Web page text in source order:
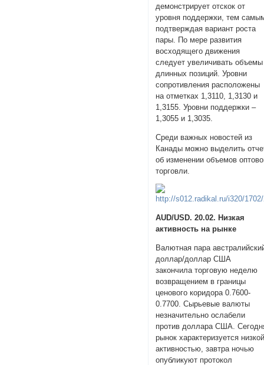
демонстрирует отскок от
уровня поддержки, тем
подтверждая вариант роста
пары. По мере развития
восходящего движения
следует увеличивать объемы
длинных позиций. Уровни
сопротивления расположены
на отметках 1,3110, 1,3130 и
1,3155. Уровни поддержки –
1,3055 и 1,3035.
Среди важных новостей из
Канады можно выделить
об изменении объемов
торговли.
AUD/USD. 20.02. Низкая
активность на рынке
Валютная пара
доллар/доллар США
закончила торговую неделю
возвращением в границы
ценового коридора 0.7600-
0.7700. Сырьевые валюты
незначительно ослабели
против доллара США.
рынок характеризуется
активностью, завтра ночью
опубликуют протокол